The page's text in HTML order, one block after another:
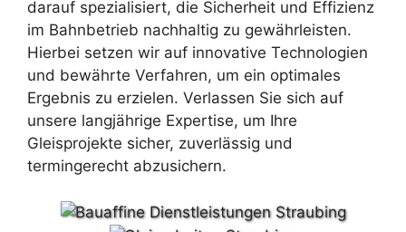
darauf spezialisiert, die Sicherheit und Effizienz
im Bahnbetrieb nachhaltig zu gewährleisten.
Hierbei setzen wir auf innovative Technologien
und bewährte Verfahren, um ein optimales
Ergebnis zu erzielen. Verlassen Sie sich auf
unsere langjährige Expertise, um Ihre
Gleisprojekte sicher, zuverlässig und
termingerecht abzusichern.